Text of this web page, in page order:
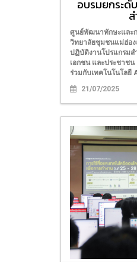
อบรมยกระดั
ศูนย์พัฒนาทักษะและก
วิทยาลัยชุมชนแม่ฮ่อง
ปฏิบัติงานโปรแกรมส
เอกชน และประชาช
ร่วมกับเทคโนโนโลยี
21/07/2025